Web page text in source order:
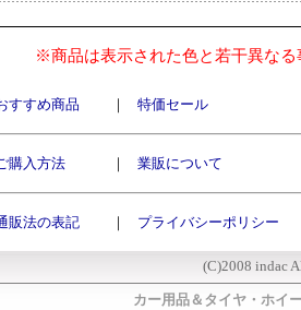
※商品は表示された色と若干異な
すすめ商品 ｜ 特価セール
購入方法 ｜ 業販について
販法の表記 ｜ プライバシーポリシー
(C)2008 indac
カー用品＆タイヤ・ホイ